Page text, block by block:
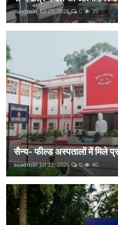
suadmin Jul 23, 2026 0 39
सैन्य- फील्ड अस्पतालों में मिले
suadmin Jul 22, 2026 0 40